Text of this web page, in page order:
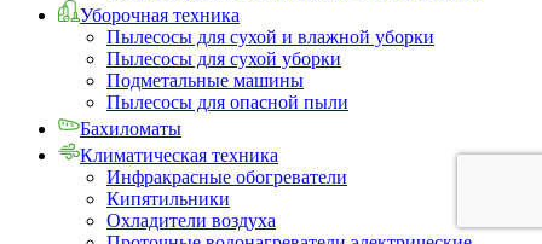
Уборочная техника
Пылесосы для сухой и влажной уборки
Пылесосы для сухой уборки
Подметальные машины
Пылесосы для опасной пыли
Бахиломаты
Климатическая техника
Инфракрасные обогреватели
Кипятильники
Охладители воздуха